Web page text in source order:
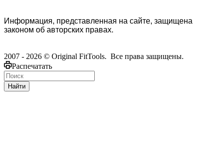
Информация, представленная на сайте, защищена
законом об авторских правах.
2007 - 2026 © Original FitTools. Все права защищены.
Распечатать
Найти